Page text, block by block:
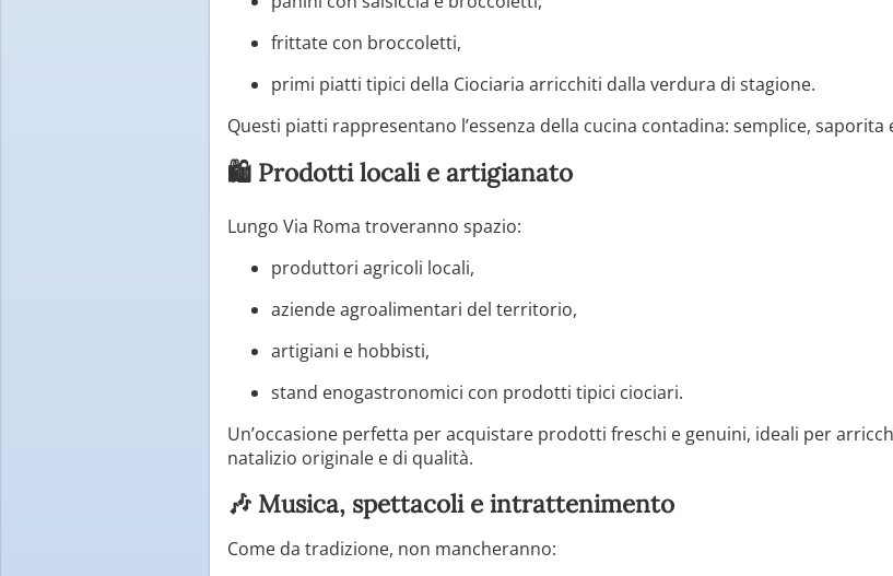
frittate con broccoletti,
primi piatti tipici della Ciociaria arricchiti dalla verdura di stagione.
Questi piatti rappresentano l’essenza della cucina contadina: semplice,
🛍️ Prodotti locali e artigianato
Lungo Via Roma troveranno spazio:
produttori agricoli locali,
aziende agroalimentari del territorio,
artigiani e hobbisti,
stand enogastronomici con prodotti tipici ciociari.
Un’occasione perfetta per acquistare prodotti freschi e genuini, ideali per
natalizio originale e di qualità.
🎶 Musica, spettacoli e intrattenimento
Come da tradizione, non mancheranno: